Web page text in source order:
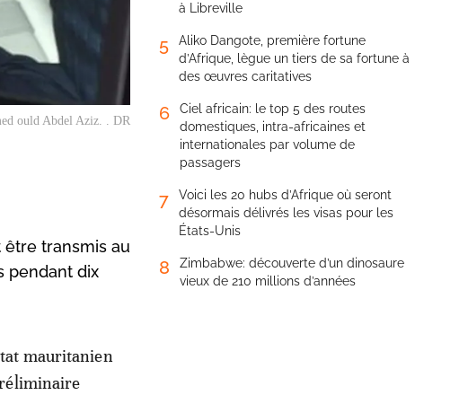
ould Abdel Aziz. . DR
transmis au
pendant dix
mauritanien
à Libreville
5
Aliko Dangote, première fortune
d’Afrique, lègue un tiers de sa fortune à
des œuvres caritatives
6
Ciel africain: le top 5 des routes
domestiques, intra-africaines et
internationales par volume de
passagers
7
Voici les 20 hubs d’Afrique où seront
désormais délivrés les visas pour les
États-Unis
8
Zimbabwe: découverte d’un dinosaure
vieux de 210 millions d’années